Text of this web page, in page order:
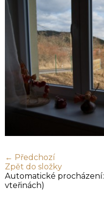
← Předchozí
Zpět do složky
Automatické procházení:
vteřinách)